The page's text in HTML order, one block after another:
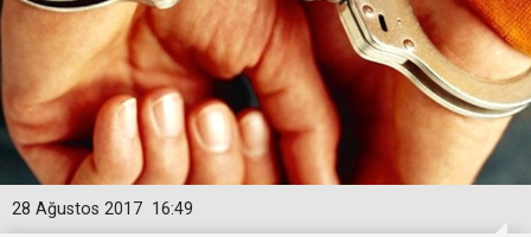
16:49
28 Ağustos 2017